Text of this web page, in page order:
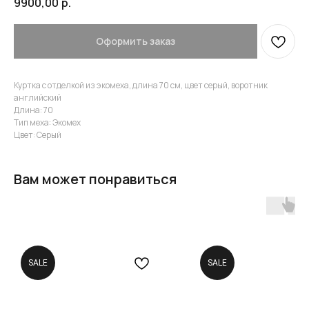
Оформить заказ
Куртка с отделкой из экомеха, длина 70 см, цвет серый, воротник
английский
Длина: 70
Тип меха: Экомех
Цвет: Серый
Вам может понравиться
SALE SALE